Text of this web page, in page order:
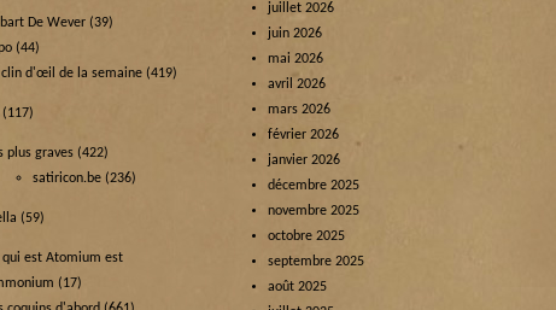
De Wever (39)
(44)
clin d'œil de la semaine (419)
(117)
plus graves (422)
satiricon.be (236)
(59)
qui est Atomium est
(17)
juillet 2026
juin 2026
mai 2026
avril 2026
mars 2026
février 2026
janvier 2026
décembre 2025
novembre 2025
octobre 2025
septembre 2025
août 2025